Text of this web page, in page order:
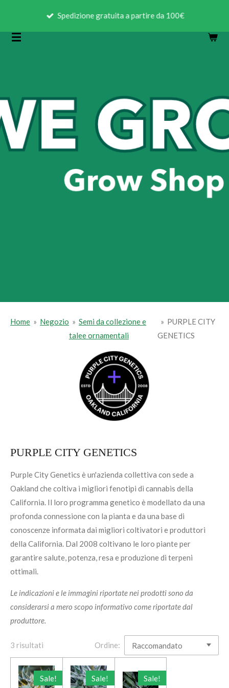
contenuto
Spedizione gratuita a partire da 100€
Home » Negozio » Semi da collezione e
talee ornamentali
» PURPLE CITY
GENETICS
PURPLE CITY GENETICS
Purple City Genetics è un'azienda collettiva con sede a
Oakland che coltiva i migliori fenotipi di cannabis della
California. Il loro programma genetico è modellato da una
profonda connessione con la pianta e da una base di
conoscenze informata dai migliori coltivatori e produttori
della California. Dal 2008 coltivano le loro piante per
garantire salute, potenza, resa e produzione di terpeni
ottimali.
Le indicazioni e le immagini riportate nei prodotti sono da
considerarsi a mero scopo informativo come riportate dal
produttore.
3 risultati Ordine:
Sale! Sale! Sale!